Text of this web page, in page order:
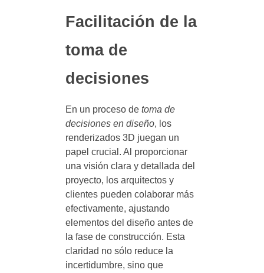
Facilitación de la
toma de
decisiones
En un proceso de toma de
decisiones en diseño, los
renderizados 3D juegan un
papel crucial. Al proporcionar
una visión clara y detallada del
proyecto, los arquitectos y
clientes pueden colaborar más
efectivamente, ajustando
elementos del diseño antes de
la fase de construcción. Esta
claridad no sólo reduce la
incertidumbre, sino que